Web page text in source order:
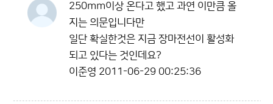
250mm이상 온다고 했고 과연 이만큼 올
지는 의문입니다만
일단 확실한것은 지금 장마전선이 활성화
되고 있다는 것인데요?
이준영 2011-06-29 00:25:36